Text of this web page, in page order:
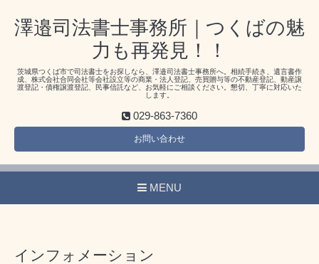
澤邉司法書士事務所｜つくばの魅
力も再発見！！
茨城県つくば市で司法書士をお探しなら、澤邉司法書士事務所へ。相続手続き、遺言書作
成、株式会社合同会社等会社設立等の商業・法人登記、売買贈与等の不動産登記、動産譲
渡登記・債権譲渡登記、民事信託など、お気軽にご相談ください。懇切、丁寧に対応いた
します。
029-863-7360
お問い合わせ
MENU
インフォメーション